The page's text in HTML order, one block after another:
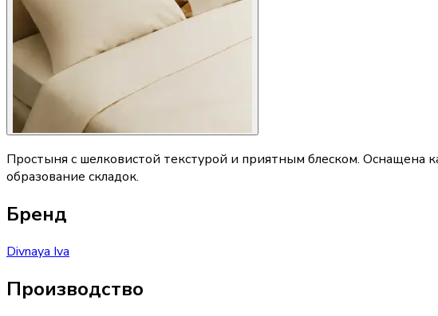
Простыня с шелковистой текстурой и приятным блеском. Оснащена
образование складок.
Бренд
Divnaya Iva
Производство